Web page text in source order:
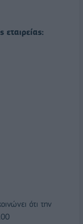
εταιρείας:
ότι την